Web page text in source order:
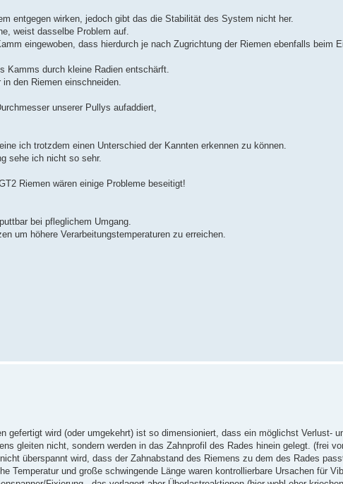
entgegen wirken, jedoch gibt das die Stabilität des System nicht her.
weist dasselbe Problem auf.
eingewoben, dass hierdurch je nach Zugrichtung der Riemen ebenfalls beim
Kamms durch kleine Radien entschärft.
den Riemen einschneiden.
unserer Pullys aufaddiert,
ich trotzdem einen Unterschied der Kannten erkennen zu können.
sehe ich nicht so sehr.
Riemen wären einige Probleme beseitigt!
bei pfleglichem Umgang.
um höhere Verarbeitungstemperaturen zu erreichen.
gefertigt wird (oder umgekehrt) ist so dimensioniert, dass ein möglichst Verlust-
gleiten nicht, sondern werden in das Zahnprofil des Rades hinein gelegt. (frei
überspannt wird, dass der Zahnabstand des Riemens zu dem des Rades
Temperatur und große schwingende Länge waren kontrollierbare Ursachen für